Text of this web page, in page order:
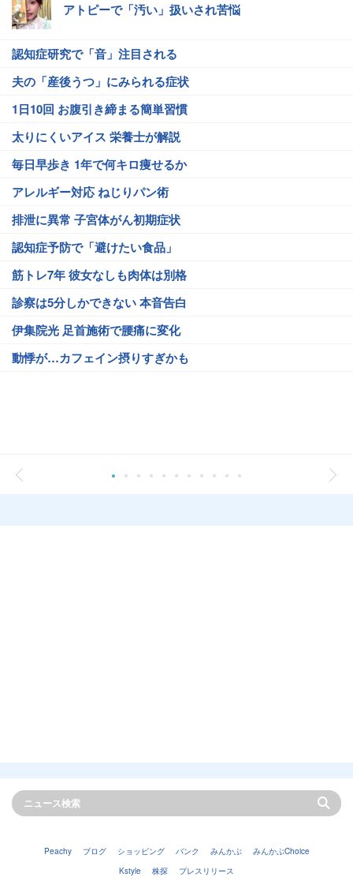
アトピーで「汚い」扱いされ苦悩
認知症研究で「音」注目される
夫の「産後うつ」にみられる症状
1日10回 お腹引き締まる簡単習慣
太りにくいアイス 栄養士が解説
毎日早歩き 1年で何キロ痩せるか
アレルギー対応 ねじりパン術
排泄に異常 子宮体がん初期症状
認知症予防で「避けたい食品」
筋トレ7年 彼女なしも肉体は別格
診察は5分しかできない 本音告白
伊集院光 足首施術で腰痛に変化
動悸が…カフェイン摂りすぎかも
Peachy ブログ ショッピング バンク みんかぶ
みんかぶChoice
Kstyle
株探 プレスリリース